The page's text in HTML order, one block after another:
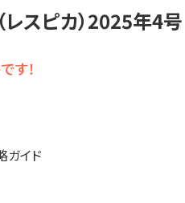
新生児・小児
スピカ）2025年4号
す！
ガイド